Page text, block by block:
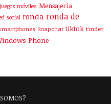
juegos móviles Mensajería
social ronda ronda de
Snapchat tiktok tinder
Phone